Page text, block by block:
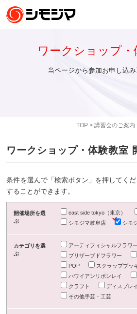
TOP> 講習会のご案内
ワークショップ・
当ページから参加お申し込み
ワークショップ・体験教室
条件を選んで「検索ボタン」を押してく
することができます。
開催場所を選
ぶ
east side tokyo（東京）
シモジマ岐阜店
シモ
カテゴリを選
ぶ
アーティフィシャルフラワー
プリザーブドフラワー
POP
スクラップブッ
ハワイアンリボンレイ
クラフト
ディスプレイ
その他手芸・工芸